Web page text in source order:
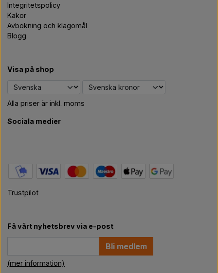
Integritetspolicy
Kakor
Avbokning och klagomål
Blogg
Visa på shop
Alla priser är inkl. moms
Sociala medier
Trustpilot
Få vårt nyhetsbrev via e-post
Bli medlem
(mer information)